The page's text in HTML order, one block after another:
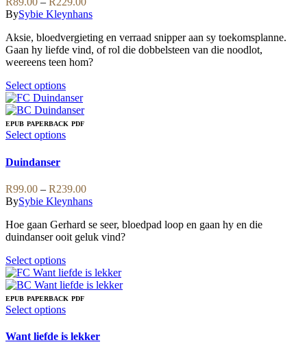
chosen
on
the
product
page
The
options
may
be
chosen
the
product
page
range:
through
R229.00
BySybie Kleynhans
Aksie, bloedvergieting en verraad snipper aan sy toekomsplanne.
Gaan hy liefde vind, of rol die dobbelsteen van die noodlot,
weereens teen hom?
Select optionsThis
product
has
multiple
variants.
be
chosen
on
the
product
page
EPUB PAPERBACK PDF
Select optionsThis
variants.
The
options
may
be
chosen
on
the
product
page
Duindanser
R99.00 – R239.00Price
range:
through
R239.00
BySybie Kleynhans
Hoe gaan Gerhard se seer, bloedpad loop en gaan hy en die
duindanser ooit geluk vind?
Select optionsThis
product
has
multiple
variants.
options
EPUB PAPERBACK PDF
Select optionsThis
has
Want liefde is lekker